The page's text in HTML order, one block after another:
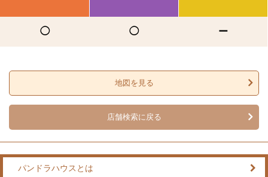
◯ ◯ ー
地図を見る
店舗検索に戻る
パンドラハウスとは